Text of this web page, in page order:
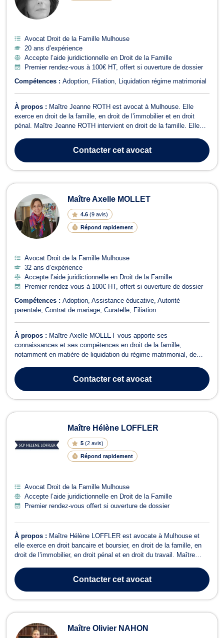
Avocat Droit de la Famille Mulhouse
20 ans d’expérience
Accepte l’aide juridictionnelle en Droit de la Famille
Premier rendez-vous à 100€ HT, offert si ouverture de dossier
Compétences : Adoption Filiation Liquidation régime matrimonial
À propos : Maître Jeanne ROTH est avocat à Mulhouse. Elle
exerce en droit de la famille, en droit de l’immobilier et en droit
pénal. Maître Jeanne ROTH intervient en droit de la famille. Elle
divorce, de la liquidation du régime matrimonial, de la constitution
d'un P...
Contactercet avocat
Maître Axelle MOLLET
4.6 (9 avis)
Répond rapidement
Avocat Droit de la Famille Mulhouse
32 ans d’expérience
Accepte l’aide juridictionnelle en Droit de la Famille
Premier rendez-vous à 100€ HT, offert si ouverture de dossier
Compétences : Adoption Assistance éducative Autorité
parentale Contrat de mariage Curatelle Filiation
À propos : Maître Axelle MOLLET vous apporte ses
connaissances et ses compétences en droit de la famille,
notamment en matière de liquidation du régime matrimonial, de
l’amiable ou contentieux, cette avocate réactive prend en charge
votre dossier et vous assiste tout a...
Contactercet avocat
Maître Hélène LOFFLER
5 (2 avis)
Répond rapidement
Avocat Droit de la Famille Mulhouse
Accepte l’aide juridictionnelle en Droit de la Famille
Premier rendez-vous offert si ouverture de dossier
À propos : Maître Hélène LOFFLER est avocate à Mulhouse et
elle exerce en droit bancaire et boursier, en droit de la famille, en
droit de l’immobilier, en droit pénal et en droit du travail. Maître
toute problématique liée à la saisie sur compte bancaire, à la
responsabil...
Contactercet avocat
Maître Olivier NAHON